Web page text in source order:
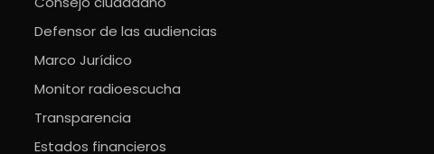
Defensor de las audiencias
Marco Jurídico
Monitor radioescucha
Transparencia
Estados financieros